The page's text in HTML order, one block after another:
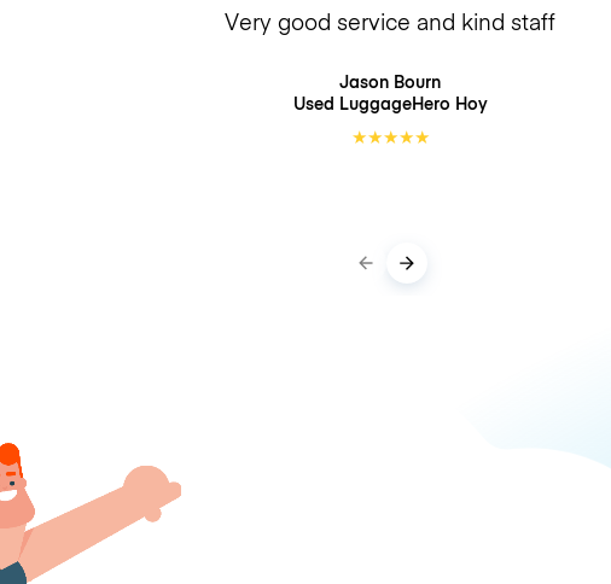
Very good service and kind staff
Jason Bourn
Used LuggageHero Hoy
★★★★★